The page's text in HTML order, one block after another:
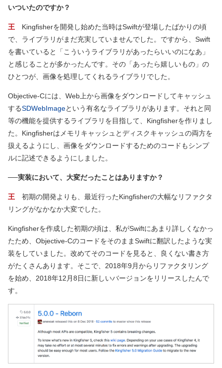
いついたのですか？
王 Kingfisherを開発し始めた当時はSwiftが登場したばかりの頃
で、ライブラリがまだ充実していませんでした。ですから、Swift
を書いていると「こういうライブラリがあったらいいのになあ」
と感じることが多かったんです。その「あったら嬉しいもの」の
ひとつが、画像を処理してくれるライブラリでした。
Objective-Cには、Web上から画像をダウンロードしてキャッシュ
するSDWebImageという有名なライブラリがあります。それと同
等の機能を提供するライブラリを目指して、Kingfisherを作りまし
た。Kingfisherはメモリキャッシュとディスクキャッシュの両方を
扱えるようにし、画像をダウンロードするためのコードもシンプ
ルに記述できるようにしました。
──実装において、大変だったことはありますか？
王 初期の開発よりも、最近行ったKingfisherの大幅なリファクタ
リングがなかなか大変でした。
Kingfisherを作成した初期の頃は、私がSwiftにあまり詳しくなかっ
たため、Objective-CのコードをそのままSwiftに翻訳したような実
装をしていました。改めてそのコードを見ると、良くない書き方
がたくさんあります。そこで、2018年9月からリファクタリング
を始め、2018年12月8日に新しいバージョンをリリースしたんで
す。